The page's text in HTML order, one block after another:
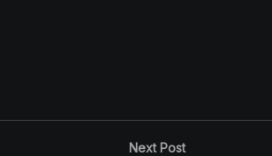
Next Post